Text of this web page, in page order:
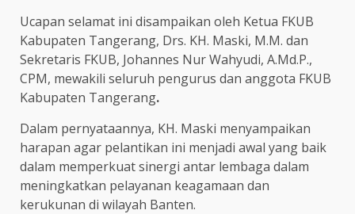
Ucapan selamat ini disampaikan oleh Ketua FKUB
Kabupaten Tangerang, Drs. KH. Maski, M.M. dan
Sekretaris FKUB, Johannes Nur Wahyudi, A.Md.P.,
CPM, mewakili seluruh pengurus dan anggota FKUB
Kabupaten Tangerang.
Dalam pernyataannya, KH. Maski menyampaikan
harapan agar pelantikan ini menjadi awal yang baik
dalam memperkuat sinergi antar lembaga dalam
meningkatkan pelayanan keagamaan dan
kerukunan di wilayah Banten.